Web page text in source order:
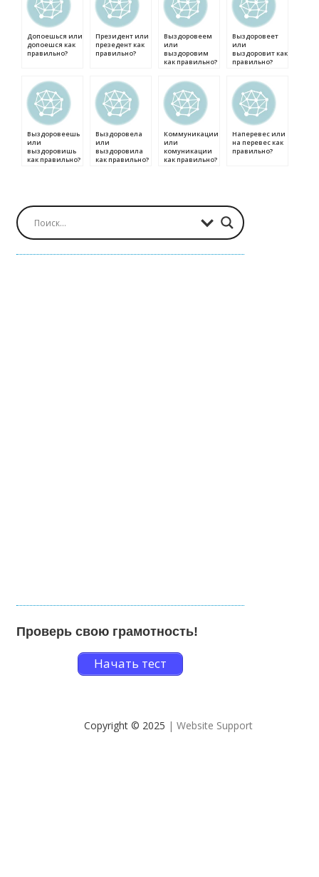
Допоешься или
допоешся как
правильно?
Президент или
презедент как
правильно?
Выздоровеем
или
выздоровим
как правильно?
Выздоровеет
или
выздоровит как
правильно?
Выздоровеешь
или
выздоровишь
как правильно?
Выздоровела
или
выздоровила
как правильно?
Коммуникации
или
комуникации
как правильно?
Наперевес или
на перевес как
правильно?
Проверь свою грамотность!
Начать тест
Copyright © 2025 | Website Support